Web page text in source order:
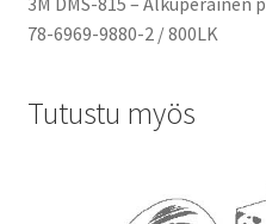
78-6969-9880-2 / 800LK
Tutustu myös